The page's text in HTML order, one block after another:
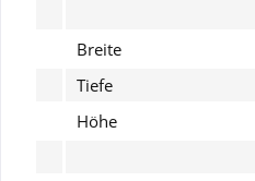
Breite
Tiefe
Höhe